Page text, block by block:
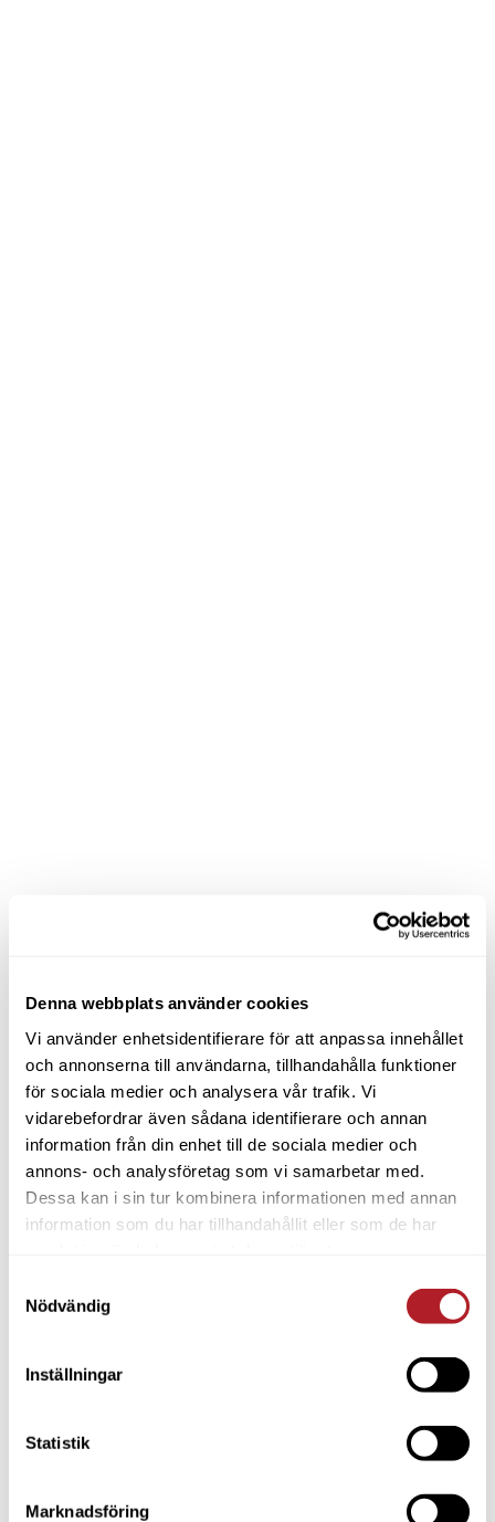
Denna webbplats använder cookies
Vi använder enhetsidentifierare för att anpassa innehållet
och annonserna till användarna, tillhandahålla funktioner
för sociala medier och analysera vår trafik. Vi
vidarebefordrar även sådana identifierare och annan
information från din enhet till de sociala medier och
annons- och analysföretag som vi samarbetar med.
Dessa kan i sin tur kombinera informationen med annan
information som du har tillhandahållit eller som de har
Nödvändig
Inställningar
Statistik
Marknadsföring